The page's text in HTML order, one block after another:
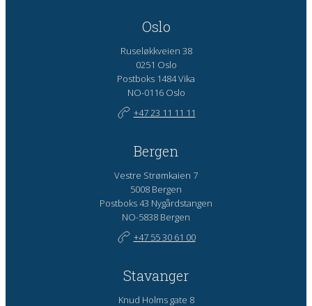
Oslo
Ruseløkkveien 38
0251 Oslo
Postboks 1484 Vika
NO-0116 Oslo
+47 23 11 11 11
Bergen
Vestre Strømkaien 7
5008 Bergen
Postboks 43 Nygårdstangen
NO-5838 Bergen
+47 55 30 61 00
Stavanger
Knud Holms gate 8